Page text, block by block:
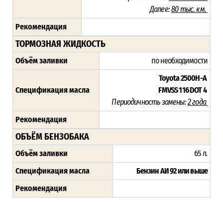
Далее:80 тыс. км.
Рекомендация
ТОРМОЗНАЯ ЖИДКОСТЬ
Объём заливки по необходимости
Спецификация масла
Toyota 2500H-A
FMVSS 116 DOT 4
Периодичность замены:2 года
Рекомендация
ОБЪЁМ БЕНЗОБАКА
Объём заливки 65 л.
Спецификация масла
Бензин АИ 92 или выше
Рекомендация